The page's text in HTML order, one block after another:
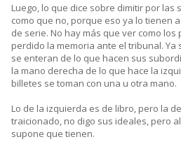
Luego, lo que dice sobre dimitir por las
como que no, porque eso ya lo tienen
de serie. No hay más que ver como
perdido la memoria ante el tribunal.
se enteran de lo que hacen sus
la mano derecha de lo que hace la
billetes se toman con una u otra mano.
Lo de la izquierda es de libro, pero la
traicionado, no digo sus ideales, pero
supone que tienen.